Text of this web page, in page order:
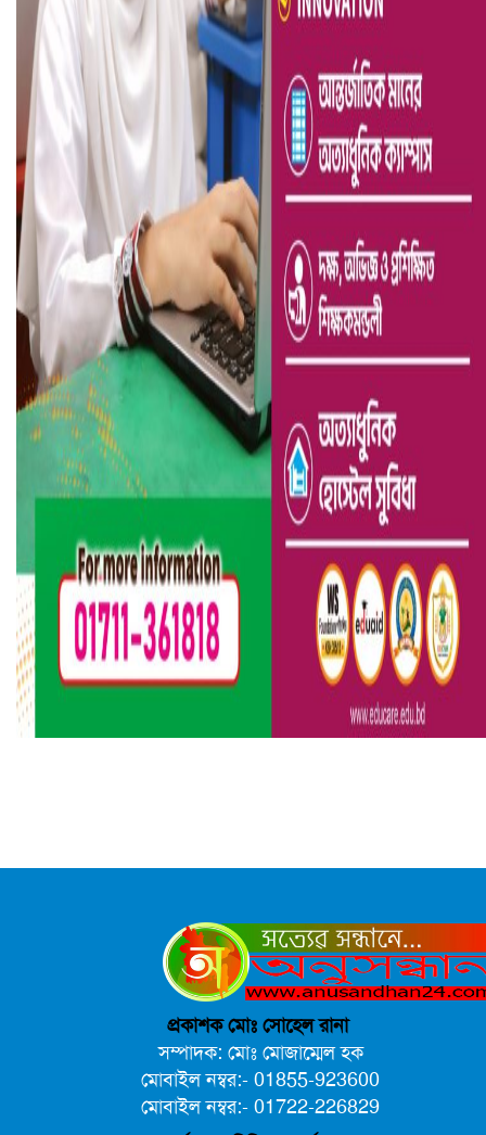
প্রকাশক মোঃ সোহেল রানা
সম্পাদক: মোঃ মোজাম্মেল হক
মোবাইল নম্বর:- 01855-923600
মোবাইল নম্বর:- 01722-226829